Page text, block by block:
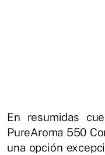
En resumidas
PureAroma 550
una opción